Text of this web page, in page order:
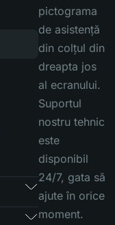
pictograma
de asistență
din colțul din
dreapta jos
al ecranului.
Suportul
nostru tehnic
este
disponibil
24/7, gata să
ajute în orice
moment.